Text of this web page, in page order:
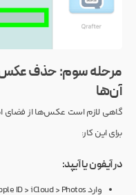
مرحله سوم: حذف
آن‌ها
گاهی لازم است عکس‌ها از فضای
برای این کار:
در آیفون یا آیپد:
وارد Settings > Apple ID > iCloud > Photos شوید.